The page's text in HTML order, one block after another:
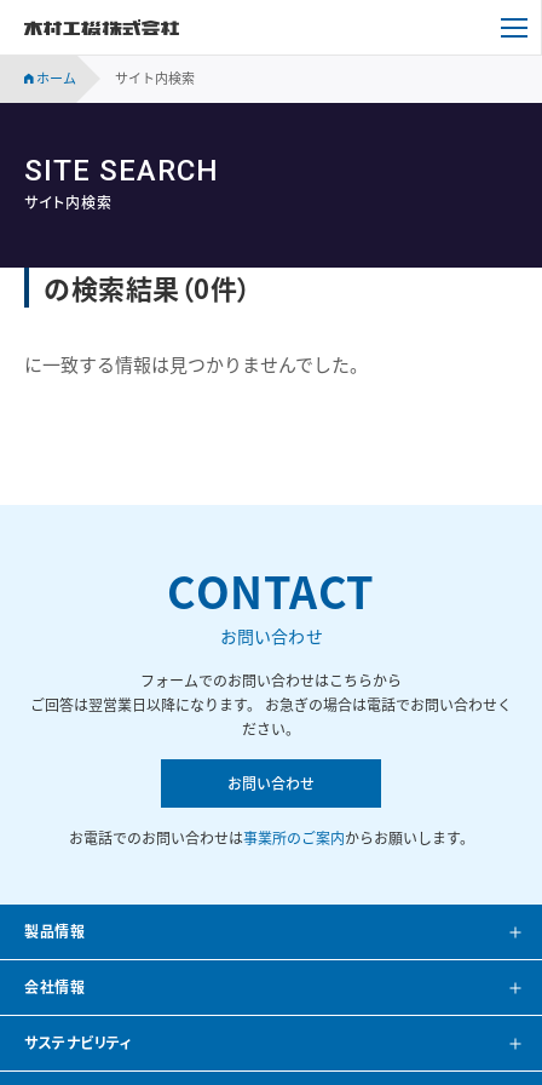
ホーム サイト内検索
SITE SEARCH
サイト内検索
の検索結果（0件）
に一致する情報は見つかりませんでした。
CONTACT
お問い合わせ
フォームでのお問い合わせはこちらから
ご回答は翌営業日以降になります。 お急ぎの場合は電話でお問い合わせく
ださい。
お問い合わせ
お電話でのお問い合わせは事業所のご案内からお願いします。
製品情報
製品案内
システム提案
会社情報
会社案内
サステナビリティ